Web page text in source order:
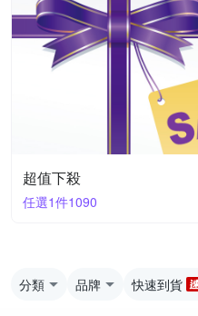
超值下殺
任選1件1090
分類 品牌 快速到貨